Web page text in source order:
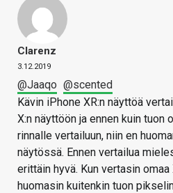
Clarenz
3.12.2019
@Jaaqo @scented
Kävin iPhone XR:n näyttöä
X:n näyttöön ja ennen kuin tuon
rinnalle vertailuun, niin en
näytössä. Ennen vertailua
erittäin hyvä. Kun vertasin
huomasin kuitenkin tuon